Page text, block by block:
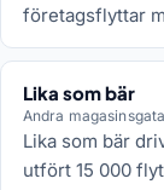
företagsflyttar
magasinering
Lika som bär
Andra
Lika som bär
utfört 15 000